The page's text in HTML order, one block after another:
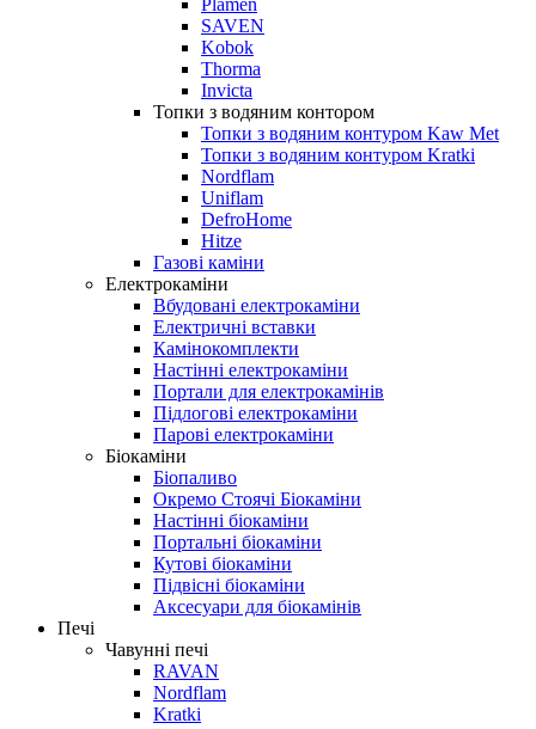
Plamen
SAVEN
Kobok
Thorma
Invicta
Топки з водяним контором
Топки з водяним контуром Kaw Met
Топки з водяним контуром Kratki
Nordflam
Uniflam
DefroHome
Hitze
Газові каміни
Електрокаміни
Вбудовані електрокаміни
Електричні вставки
Камінокомплекти
Настінні електрокаміни
Портали для електрокамінів
Підлогові електрокаміни
Парові електрокаміни
Біокаміни
Біопаливо
Окремо Стоячі Біокаміни
Настінні біокаміни
Портальні біокаміни
Кутові біокаміни
Підвісні біокаміни
Аксесуари для біокамінів
Печі
Чавунні печі
RAVAN
Nordflam
Kratki